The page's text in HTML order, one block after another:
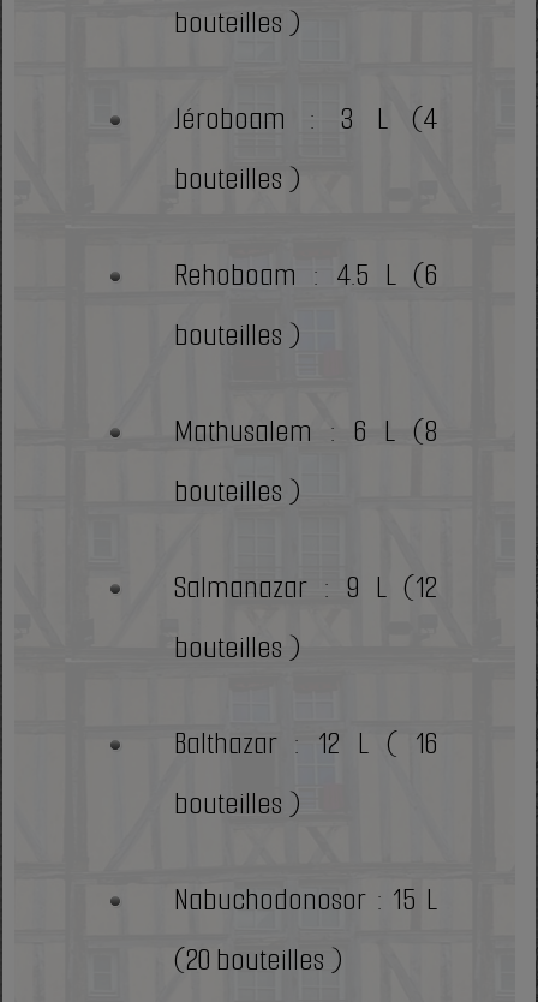
bouteilles )
Jéroboam : 3 L (4
bouteilles )
Rehoboam : 4.5 L (6
bouteilles )
Mathusalem : 6 L (8
bouteilles )
Salmanazar : 9 L (12
bouteilles )
Balthazar : 12 L ( 16
bouteilles )
Nabuchodonosor : 15 L
(20 bouteilles )